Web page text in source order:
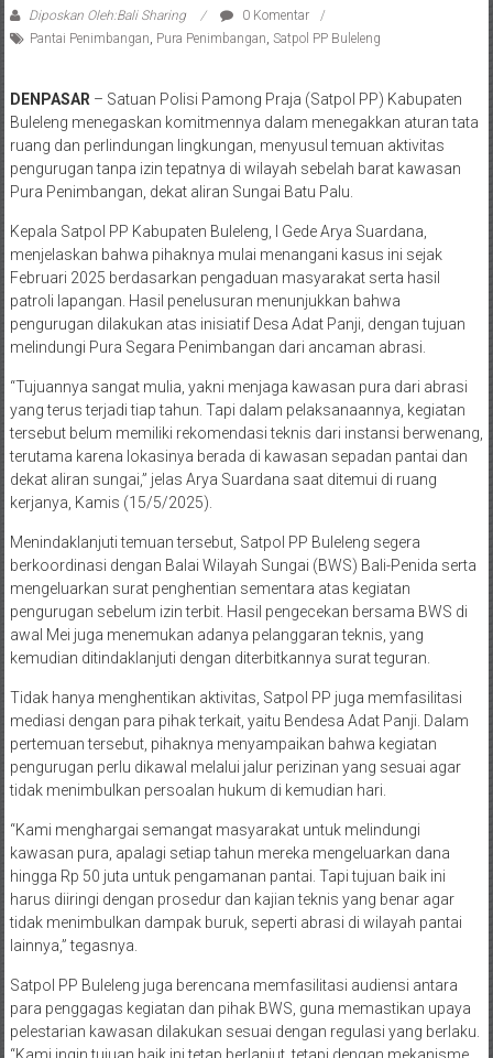
Diposkan Oleh:Bali Sharing
0 Komentar
Pantai Penimbangan Pura Penimbangan Satpol PP Buleleng
DENPASAR – Satuan Polisi Pamong Praja (Satpol PP) Kabupaten
Buleleng menegaskan komitmennya dalam menegakkan aturan tata
ruang dan perlindungan lingkungan, menyusul temuan aktivitas
pengurugan tanpa izin tepatnya di wilayah sebelah barat kawasan
Pura Penimbangan, dekat aliran Sungai Batu Palu.
Kepala Satpol PP Kabupaten Buleleng, I Gede Arya Suardana,
menjelaskan bahwa pihaknya mulai menangani kasus ini sejak
Februari 2025 berdasarkan pengaduan masyarakat serta hasil
patroli lapangan. Hasil penelusuran menunjukkan bahwa
pengurugan dilakukan atas inisiatif Desa Adat Panji, dengan tujuan
melindungi Pura Segara Penimbangan dari ancaman abrasi.
“Tujuannya sangat mulia, yakni menjaga kawasan pura dari abrasi
yang terus terjadi tiap tahun. Tapi dalam pelaksanaannya, kegiatan
tersebut belum memiliki rekomendasi teknis dari instansi berwenang,
terutama karena lokasinya berada di kawasan sepadan pantai dan
dekat aliran sungai,” jelas Arya Suardana saat ditemui di ruang
kerjanya, Kamis (15/5/2025).
Menindaklanjuti temuan tersebut, Satpol PP Buleleng segera
berkoordinasi dengan Balai Wilayah Sungai (BWS) Bali-Penida serta
mengeluarkan surat penghentian sementara atas kegiatan
pengurugan sebelum izin terbit. Hasil pengecekan bersama BWS di
awal Mei juga menemukan adanya pelanggaran teknis, yang
kemudian ditindaklanjuti dengan diterbitkannya surat teguran.
Tidak hanya menghentikan aktivitas, Satpol PP juga memfasilitasi
mediasi dengan para pihak terkait, yaitu Bendesa Adat Panji. Dalam
pertemuan tersebut, pihaknya menyampaikan bahwa kegiatan
pengurugan perlu dikawal melalui jalur perizinan yang sesuai agar
tidak menimbulkan persoalan hukum di kemudian hari.
“Kami menghargai semangat masyarakat untuk melindungi
kawasan pura, apalagi setiap tahun mereka mengeluarkan dana
hingga Rp 50 juta untuk pengamanan pantai. Tapi tujuan baik ini
harus diiringi dengan prosedur dan kajian teknis yang benar agar
tidak menimbulkan dampak buruk, seperti abrasi di wilayah pantai
lainnya,” tegasnya.
Satpol PP Buleleng juga berencana memfasilitasi audiensi antara
para penggagas kegiatan dan pihak BWS, guna memastikan upaya
pelestarian kawasan dilakukan sesuai dengan regulasi yang berlaku.
“Kami ingin tujuan baik ini tetap berlanjut, tetapi dengan mekanisme